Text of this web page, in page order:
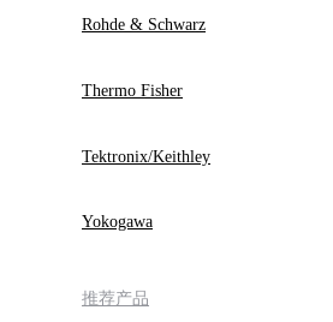
Rohde & Schwarz
Thermo Fisher
Tektronix/Keithley
Yokogawa
推荐产品